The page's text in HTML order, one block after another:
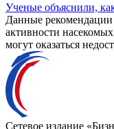
Ученые объяснили,
Данные рекомендации
активности
могут оказаться
Сетевое издание